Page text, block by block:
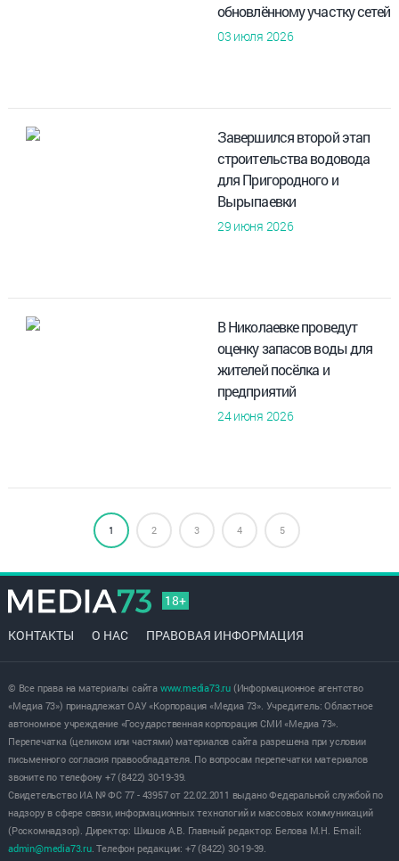
обновлённому участку сетей
03 июля 2026
Завершился второй этап
строительства водовода
для Пригородного и
Вырыпаевки
29 июня 2026
В Николаевке проведут
оценку запасов воды для
жителей посёлка и
предприятий
24 июня 2026
1 2 3 4 5
18+
КОНТАКТЫ О НАС ПРАВОВАЯ ИНФОРМАЦИЯ
© Все права на материалы сайта www.media73.ru(Информационное агентство
«Медиа 73») принадлежат ОАУ «Корпорация «Медиа 73». Учредитель: Областное
автономное учреждение «Государственная корпорация СМИ «Медиа 73».
Перепечатка (целиком или частями) материалов сайта разрешена при условии
письменного согласия правообладателя. По вопросам перепечатки материалов
звоните по телефону +7 (8422) 30-19-39.
Свидетельство ИА № ФС 77 - 43957 от 22.02.2011 выдано Федеральной службой по
надзору в сфере связи, информационных технологий и массовых коммуникаций
(Роскомнадзор). Директор: Шишов А.В. Главный редактор: Белова М.Н. E-mail:
admin@media73.ru. Телефон редакции: +7 (8422) 30-19-39.